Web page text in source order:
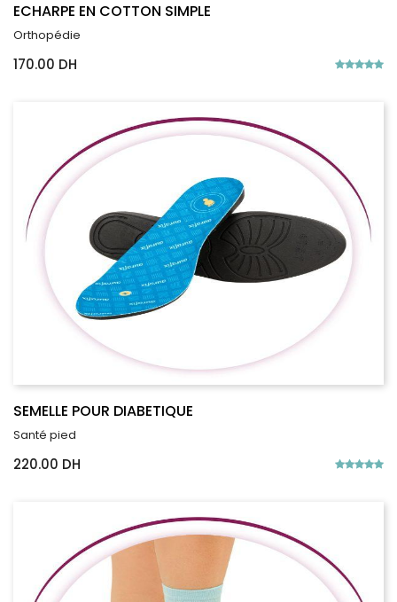
ECHARPE EN COTTON SIMPLE
Orthopédie
170.00 DH
SEMELLE POUR DIABETIQUE
Santé pied
220.00 DH